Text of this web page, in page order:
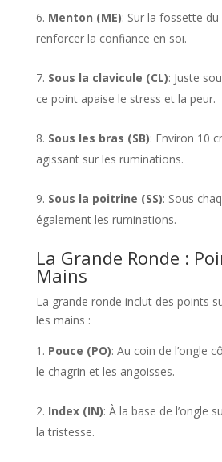
Menton (ME): Sur la fossette
renforcer la confiance en soi.
Sous la clavicule (CL): Juste
ce point apaise le stress et la peur.
Sous les bras (SB): Environ 10
agissant sur les ruminations.
Sous la poitrine (SS): Sous
également les ruminations​​.
La Grande Ronde :
Mains
La grande ronde inclut des points
les mains :
Pouce (PO): Au coin de l’ongle
le chagrin et les angoisses.
Index (IN): À la base de l’ongle
la tristesse.